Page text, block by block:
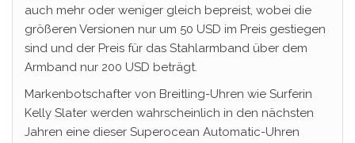
auch mehr oder weniger gleich bepreist, wobei die
größeren Versionen nur um 50 USD im Preis gestiegen
sind und der Preis für das Stahlarmband über dem
Armband nur 200 USD beträgt.
Markenbotschafter von Breitling-Uhren wie Surferin
Kelly Slater werden wahrscheinlich in den nächsten
Jahren eine dieser Superocean Automatic-Uhren